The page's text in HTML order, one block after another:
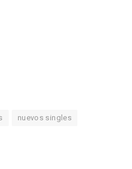
nuevos singles